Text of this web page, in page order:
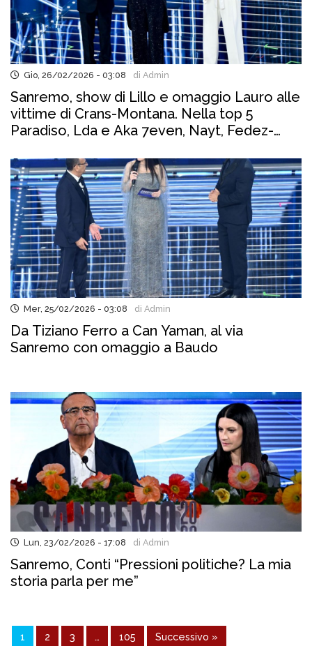
Gio, 26/02/2026 - 03:08 di Admin
Sanremo, show di Lillo e omaggio Lauro alle
vittime di Crans-Montana. Nella top 5
Paradiso, Lda e Aka 7even, Nayt, Fedez-
Mer, 25/02/2026 - 03:08 di Admin
Da Tiziano Ferro a Can Yaman, al via
Sanremo con omaggio a Baudo
Lun, 23/02/2026 - 17:08 di Admin
Sanremo, Conti “Pressioni politiche? La mia
storia parla per me”
1 2 3 … 105 Successivo »